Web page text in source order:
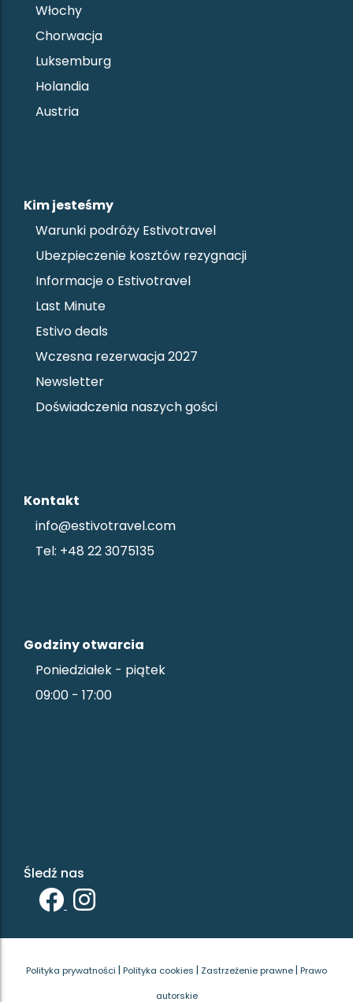
Włochy
Chorwacja
Luksemburg
Holandia
Austria
Kim jesteśmy
Warunki podróży Estivotravel
Ubezpieczenie kosztów rezygnacji
Informacje o Estivotravel
Last Minute
Estivo deals
Wczesna rezerwacja 2027
Newsletter
Doświadczenia naszych gości
Kontakt
info@estivotravel.com
Tel: +48 22 3075135
Godziny otwarcia
Poniedziałek - piątek
09:00 - 17:00
Śledź nas
Polityka prywatności | Polityka cookies | Zastrzeżenie prawne | Prawo
autorskie